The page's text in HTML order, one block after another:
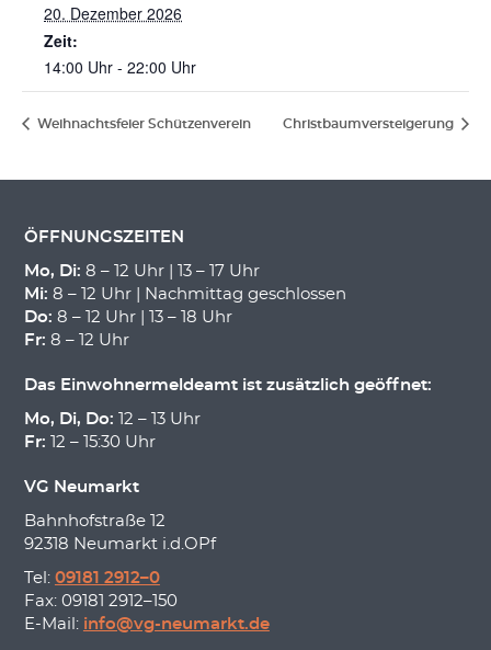
20. Dezember 2026
Zeit:
14:00 Uhr - 22:00 Uhr
Weihnachtsfeier Schützenverein Christbaumversteigerung
ÖFFNUNGSZEITEN
Mo, Di: 8 – 12 Uhr | 13 – 17 Uhr
Mi: 8 – 12 Uhr | Nachmittag geschlossen
Do: 8 – 12 Uhr | 13 – 18 Uhr
Fr: 8 – 12 Uhr
Das Einwohnermeldeamt ist zusätzlich geöffnet:
Mo, Di, Do: 12 – 13 Uhr
Fr: 12 – 15:30 Uhr
VG Neumarkt
Bahnhofstraße 12
92318 Neumarkt i.d.OPf
Tel: 09181 2912–0
Fax: 09181 2912–150
E-Mail: info@vg-neumarkt.de